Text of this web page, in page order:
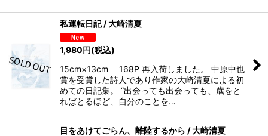
私運転日記 / 大崎清夏
1,980円(税込)
15cm×13cm 168P 再入荷しました。 中原中也
賞を受賞した詩人であり作家の大崎清夏による初
めての日記集。 “出会っても出会っても、歳をと
ればとるほど、自分のことを…
目をあけてごらん、離陸するから / 大崎清夏